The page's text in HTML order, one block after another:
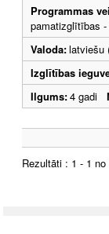
Programmas
pamatizglītības
Valoda:latviešu
Izglītības
Ilgums:4 gadi
Rezultāti : 1 - 1 no